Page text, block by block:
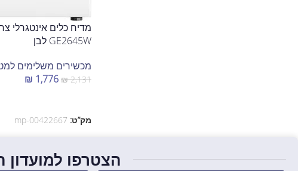
GE2645W לבן
מכשירים משלימים
₪2,131
₪ 1,776
מק”ט: mp-00422667
הצטרפו למועדון